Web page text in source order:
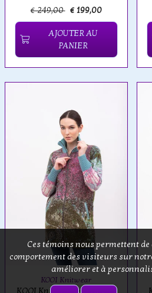
€ 249,00 € 199,00
AJOUTER AU
PANIER
KOOI Knitwear
KOOI Knitwear - Foxglove
Ces témoins nous permettent
comportement des visiteurs sur
améliorer et à